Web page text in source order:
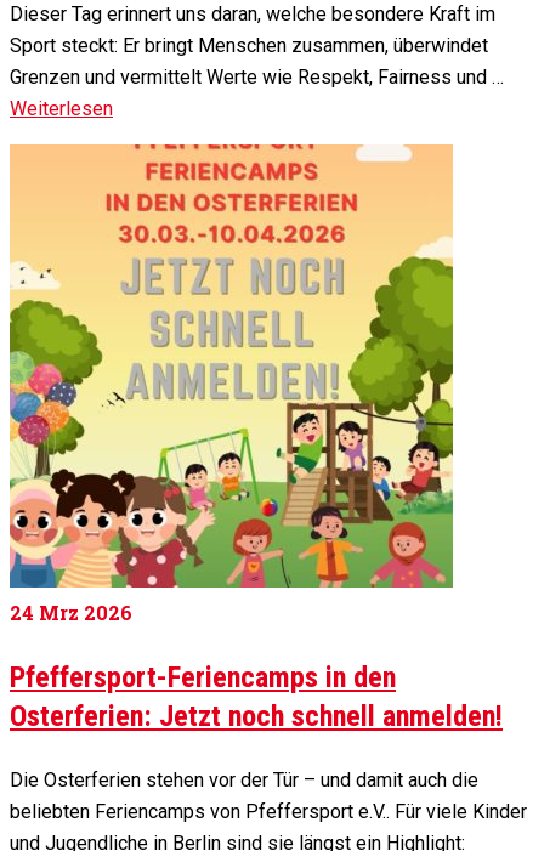
Dieser Tag erinnert uns daran, welche besondere Kraft im
Sport steckt: Er bringt Menschen zusammen, überwindet
Grenzen und vermittelt Werte wie Respekt, Fairness und …
Weiterlesen
24 Mrz 2026
Pfeffersport-Feriencamps in den
Osterferien: Jetzt noch schnell anmelden!
Die Osterferien stehen vor der Tür – und damit auch die
beliebten Feriencamps von Pfeffersport e.V.. Für viele Kinder
und Jugendliche in Berlin sind sie längst ein Highlight: